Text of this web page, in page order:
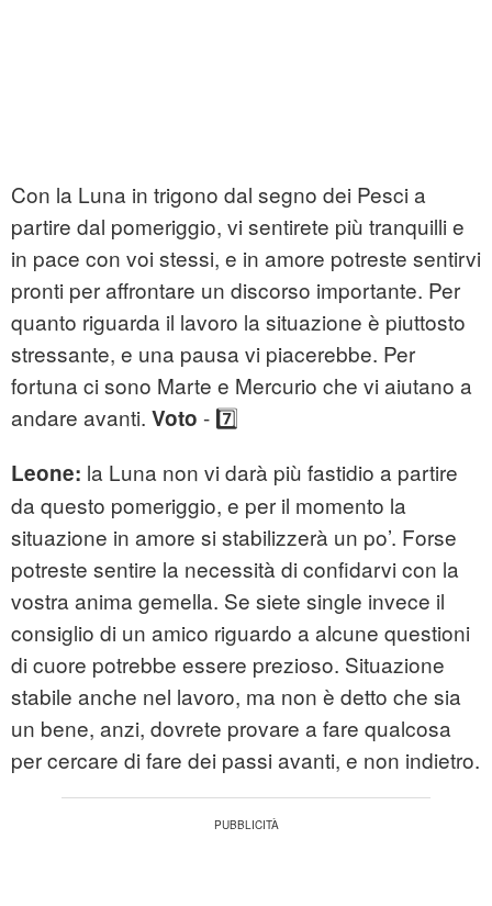
Con la Luna in trigono dal segno dei Pesci a
partire dal pomeriggio, vi sentirete più tranquilli e
in pace con voi stessi, e in amore potreste sentirvi
pronti per affrontare un discorso importante. Per
quanto riguarda il lavoro la situazione è piuttosto
stressante, e una pausa vi piacerebbe. Per
fortuna ci sono Marte e Mercurio che vi aiutano a
andare avanti. Voto - 7️⃣
Leone: la Luna non vi darà più fastidio a partire
da questo pomeriggio, e per il momento la
situazione in amore si stabilizzerà un po’. Forse
potreste sentire la necessità di confidarvi con la
vostra anima gemella. Se siete single invece il
consiglio di un amico riguardo a alcune questioni
di cuore potrebbe essere prezioso. Situazione
stabile anche nel lavoro, ma non è detto che sia
un bene, anzi, dovrete provare a fare qualcosa
per cercare di fare dei passi avanti, e non indietro.